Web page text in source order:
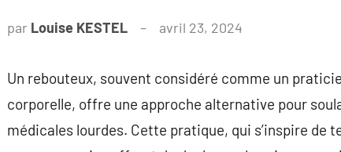
par Louise KESTEL avril 23, 2024
Un rebouteux, souvent considéré comme un
corporelle, offre une approche alternative pour
médicales lourdes. Cette pratique, qui s’inspire